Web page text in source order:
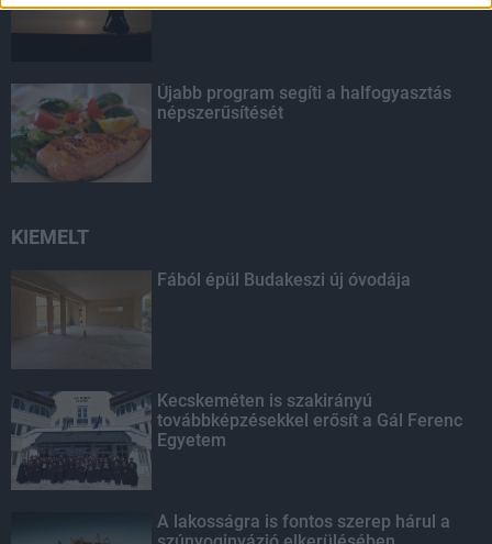
Újabb program segíti a halfogyasztás
népszerűsítését
KIEMELT
Fából épül Budakeszi új óvodája
Kecskeméten is szakirányú
továbbképzésekkel erősít a Gál Ferenc
Egyetem
A lakosságra is fontos szerep hárul a